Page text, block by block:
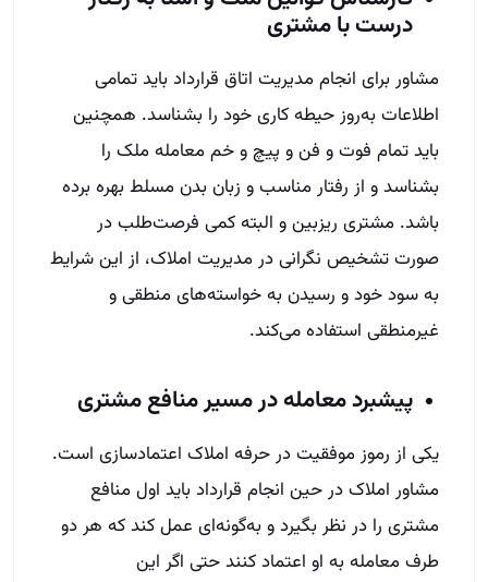
درست با مشتری
مشاور برای انجام مدیریت اتاق قرارداد باید تمامی
اطلاعات به‌روز حیطه کاری خود را بشناسد. همچنین
باید تمام فوت و فن و پیچ و خم معامله ملک را
بشناسد و از رفتار مناسب و زبان بدن مسلط بهره برده
باشد. مشتری ریزبین و البته کمی فرصت‌طلب در
صورت تشخیص نگرانی در مدیریت املاک، از این شرایط
به سود خود و رسیدن به خواسته‌های منطقی و
غیرمنطقی استفاده می‌کند.
پیشبرد معامله در مسیر منافع مشتری
یکی از رموز موفقیت در حرفه املاک اعتماد‌سازی است.
مشاور املاک در حین انجام قرارداد باید اول منافع
مشتری را در نظر بگیرد و به‌گونه‌ای عمل کند که هر دو
طرف معامله به او اعتماد کنند حتی اگر این